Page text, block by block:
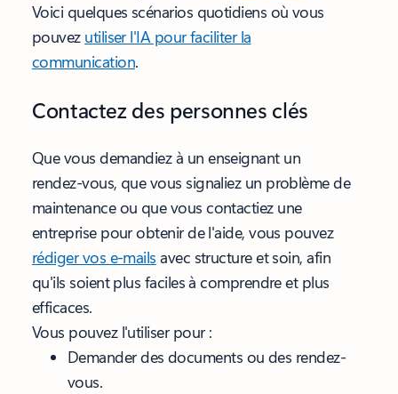
Voici quelques scénarios quotidiens où vous
pouvez utiliser l'IA pour faciliter la
communication.
Contactez des personnes clés
Que vous demandiez à un enseignant un
rendez-vous, que vous signaliez un problème de
maintenance ou que vous contactiez une
entreprise pour obtenir de l'aide, vous pouvez
rédiger vos e-mails avec structure et soin, afin
qu'ils soient plus faciles à comprendre et plus
efficaces.
Vous pouvez l'utiliser pour :
Demander des documents ou des rendez-
vous.